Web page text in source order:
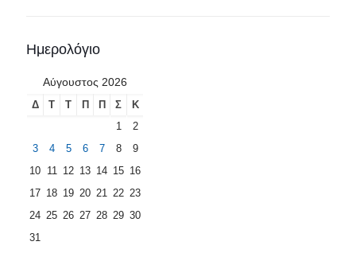
Ημερολόγιο
Αύγουστος 2026
Δ Τ Τ Π Π Σ
Κ
1
2
3
4 5 6 7 8
9
10 11 12 13 14 15 16
17 18 19 20 21 22 23
24 25 26 27 28 29 30
31